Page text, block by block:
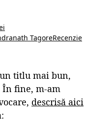
TagoreRecenzie
titlu mai bun,
În fine, m-am
descrisă aici